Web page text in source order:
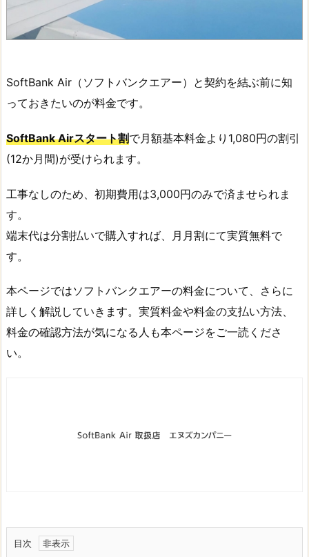
SoftBank Air（ソフトバンクエアー）と契約を結ぶ前に知
っておきたいのが料金です。
SoftBank Airスタート割で月額基本料金より1,080円の割引
(12か月間)が受けられます。
工事なしのため、初期費用は3,000円のみで済ませられま
す。
端末代は分割払いで購入すれば、月月割にて実質無料で
す。
本ページではソフトバンクエアーの料金について、さらに
詳しく解説していきます。実質料金や料金の支払い方法、
料金の確認方法が気になる人も本ページをご一読くださ
い。
目次